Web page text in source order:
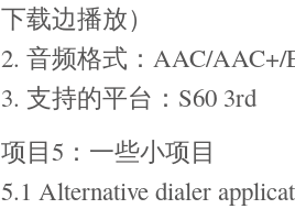
下载边播放）
2. 音频格式：AAC/AAC+/
3. 支持的平台：S60 3rd
项目5：一些小项目
5.1 Alternative dialer